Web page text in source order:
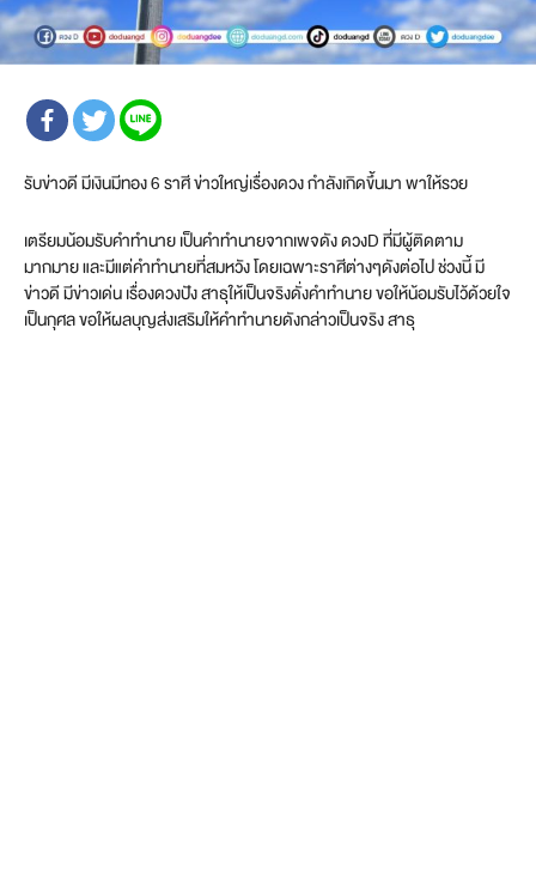
รับข่าวดี มีเงินมีทอง 6 ราศี ข่าวใหญ่เรื่องดวง กำลังเกิดขึ้นมา พาให้รวย
เตรียมน้อมรับคำทำนาย เป็นคำทำนายจากเพจดัง ดวงD ที่มีผู้ติดตาม
มากมาย และมีแต่คำทำนายที่สมหวัง โดยเฉพาะราศีต่างๆดังต่อไป ช่วงนี้ มี
ข่าวดี มีข่าวเด่น เรื่องดวงปัง สาธุให้เป็นจริงดั่งคำทำนาย ขอให้น้อมรับไว้ด้วยใจ
เป็นกุศล ขอให้ผลบุญส่งเสริมให้คำทำนายดังกล่าวเป็นจริง สาธุ